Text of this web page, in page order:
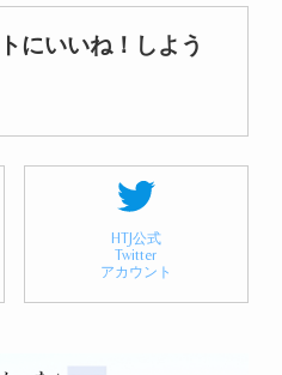
にいいね！しよう
HTJ公式
Twitter
アカウント